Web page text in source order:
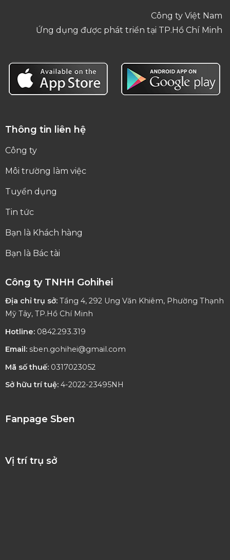
Công ty Việt Nam
Ứng dụng được phát triển tại TP.Hồ Chí Minh
Thông tin liên hệ
Công ty
Môi trường làm việc
Tuyển dụng
Tin tức
Bạn là Khách hàng
Bạn là Bác tài
Công ty TNHH Gohihei
Địa chỉ trụ sở:Tầng 4, 292 Ung Văn Khiêm, Phường Thạnh
Mỹ Tây, TP.Hồ Chí Minh
Hotline:0842.293.319
Email: sben.gohihei@gmail.com
Mã số thuế:0317023052
Sở hữu trí tuệ:4-2022-23495NH
Fanpage Sben
Vị trí trụ sở